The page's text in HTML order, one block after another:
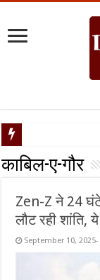
नेपाल संकट : यूपी की सीमाएं
काबिल-ए-गौर
Zen-Z ने 24 घंटे
लौट रही
September 10, 2025-